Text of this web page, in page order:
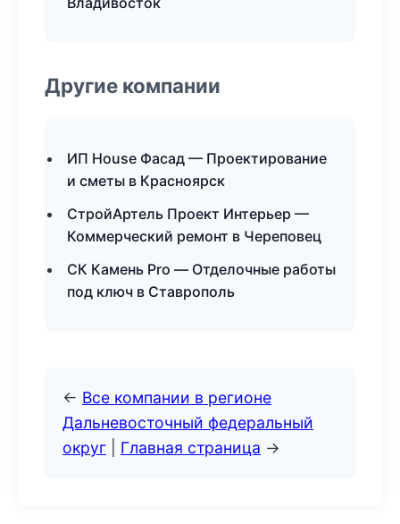
Другие компании
ИП House Фасад — Проектирование
и сметы в Красноярск
СтройАртель Проект Интерьер —
Коммерческий ремонт в Череповец
СК Камень Pro — Отделочные работы
под ключ в Ставрополь
← Все компании в регионе
Дальневосточный федеральный
округ
Главная страница →